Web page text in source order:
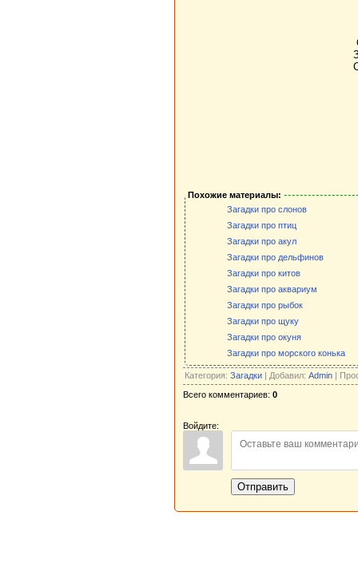
Похожие материалы:
Загадки про слонов
Загадки про птиц
Загадки про акул
Загадки про дельфинов
Загадки про китов
Загадки про аквариум
Загадки про рыбок
Загадки про щуку
Загадки про окуня
Загадки про морского конька
Категория: Загадки | Добавил: Admin |
Всего комментариев: 0
Войдите:
Отправить